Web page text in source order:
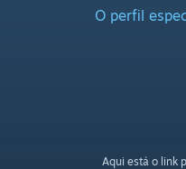
O perfil
Aqui está o link